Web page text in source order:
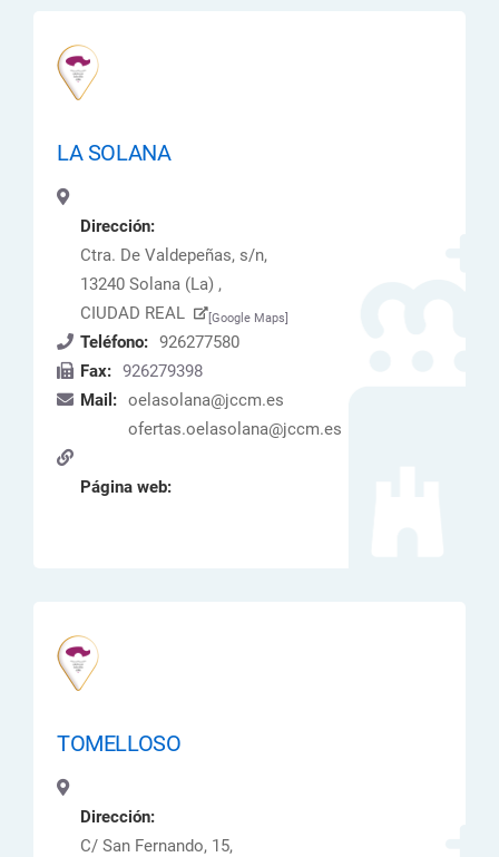
LA SOLANA
Dirección:
Ctra. De Valdepeñas, s/n,
13240 Solana (La) ,
CIUDAD REAL
[Google Maps]
Teléfono: 926277580
Fax: 926279398
Mail: oelasolana@jccm.es
ofertas.oelasolana@jccm.es
Página web:
TOMELLOSO
Dirección:
C/ San Fernando, 15,